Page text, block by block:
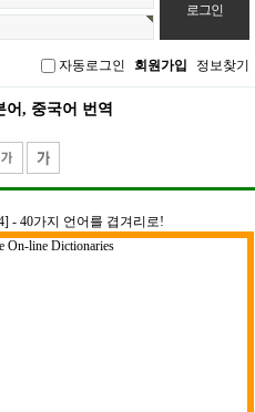
자동로그인 회원가입 정보찾기
, 중국어 번역
- 40가지 언어를 겹겨리로!